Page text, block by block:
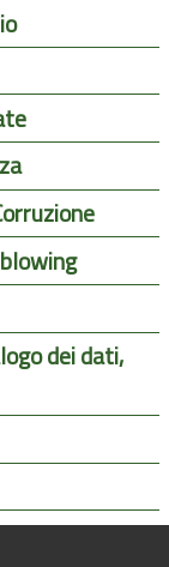
dei dati,